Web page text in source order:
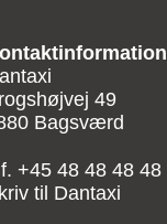
49
Bagsværd
+45 48 48 48 48
til Dantaxi